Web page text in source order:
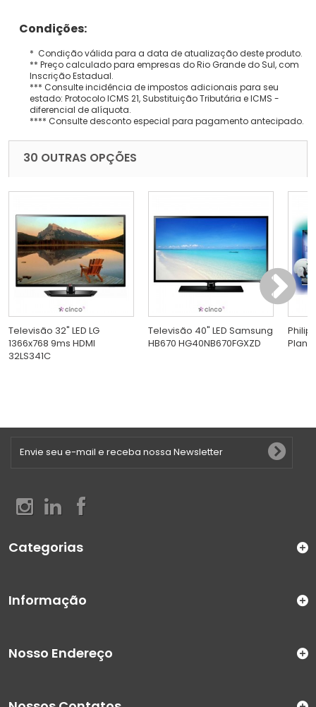
Condições:
* Condição válida para a data de atualização deste produto.
** Preço calculado para empresas do Rio Grande do Sul, com
Inscrição Estadual.
*** Consulte incidência de impostos adicionais para seu
estado: Protocolo ICMS 21, Substituição Tributária e ICMS -
diferencial de alíquota.
**** Consulte desconto especial para pagamento antecipado.
30 OUTRAS OPÇÕES
Televisão 32" LED LG
1366x768 9ms HDMI
32LS341C
Televisão 40" LED Samsung
HB670 HG40NB670FGXZD
Plana
Categorias
Informação
Nosso Endereço